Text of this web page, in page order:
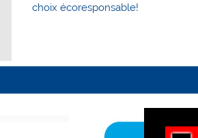
de
choix écoresponsable!